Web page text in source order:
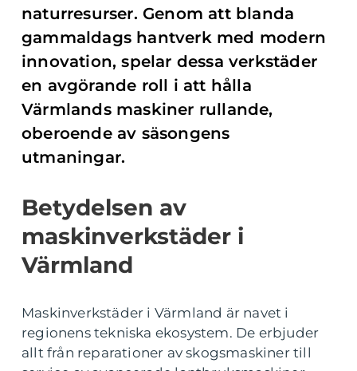
naturresurser. Genom att blanda
gammaldags hantverk med modern
innovation, spelar dessa verkstäder
en avgörande roll i att hålla
Värmlands maskiner rullande,
oberoende av säsongens
utmaningar.
Betydelsen av
maskinverkstäder i
Värmland
Maskinverkstäder i Värmland är navet i
regionens tekniska ekosystem. De erbjuder
allt från reparationer av skogsmaskiner till